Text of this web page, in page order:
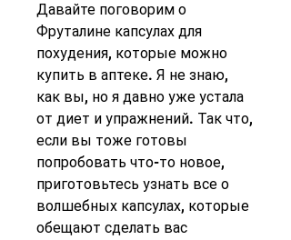
Давайте поговорим о
Фруталине капсулах для
похудения, которые можно
купить в аптеке. Я не знаю,
как вы, но я давно уже устала
от диет и упражнений. Так что,
если вы тоже готовы
попробовать что-то новое,
приготовьтесь узнать все о
волшебных капсулах, которые
обещают сделать вас